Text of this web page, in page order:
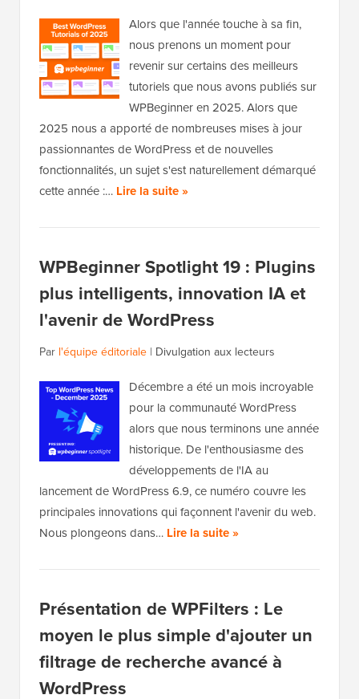
Alors que l'année touche à sa fin,
nous prenons un moment pour
revenir sur certains des meilleurs
tutoriels que nous avons publiés sur
WPBeginner en 2025. Alors que
2025 nous a apporté de nombreuses mises à jour
passionnantes de WordPress et de nouvelles
fonctionnalités, un sujet s'est naturellement démarqué
cette année :… Lire la suite »
WPBeginner Spotlight 19 : Plugins
plus intelligents, innovation IA et
l'avenir de WordPress
Par l'équipe éditoriale | Divulgation aux lecteurs
Décembre a été un mois incroyable
pour la communauté WordPress
alors que nous terminons une année
historique. De l'enthousiasme des
développements de l'IA au
lancement de WordPress 6.9, ce numéro couvre les
principales innovations qui façonnent l'avenir du web.
Nous plongeons dans… Lire la suite »
Présentation de WPFilters : Le
moyen le plus simple d'ajouter un
filtrage de recherche avancé à
WordPress